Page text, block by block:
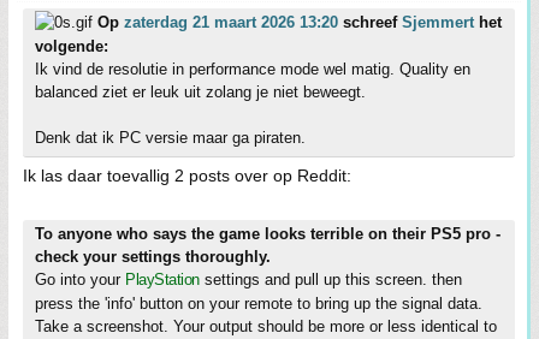
Op zaterdag 21 maart 2026 13:20 schreef Sjemmerthet
volgende:
Ik vind de resolutie in performance mode wel matig. Quality en
balanced ziet er leuk uit zolang je niet beweegt.
Denk dat ik PC versie maar ga piraten.
Ik las daar toevallig 2 posts over op Reddit:
To anyone who says the game looks terrible on their PS5 pro -
check your settings thoroughly.
Go into your PlayStationsettings and pull up this screen. then
press the 'info' button on your remote to bring up the signal data.
Take a screenshot. Your output should be more or less identical to